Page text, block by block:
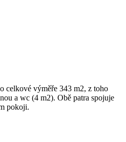
celkové výměře 343 m2, z toho
a wc (4 m2). Obě patra spojuje
pokoji.